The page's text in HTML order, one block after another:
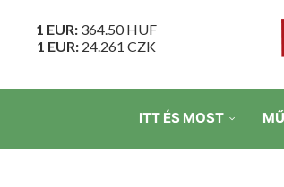
1 EUR: 364.50HUF
1 EUR: 24.261 CZK
ITT ÉS MOST